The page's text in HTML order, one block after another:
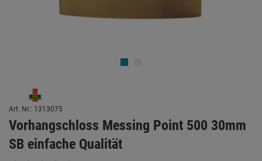
Art. Nr.: 1313075
Vorhangschloss Messing Point 500 30mm
SB einfache Qualität